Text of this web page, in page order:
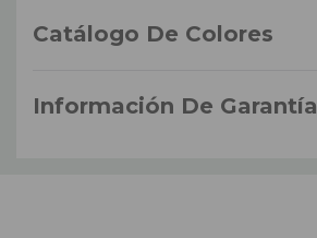
Catálogo De Colores
Información De Garantía